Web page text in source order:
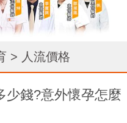
> 人流價格
少錢?意外懷孕怎麼